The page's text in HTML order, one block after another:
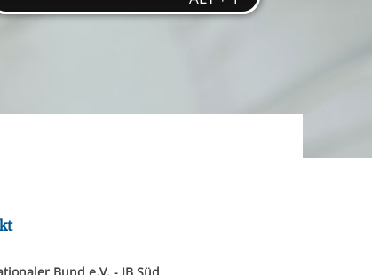
wir
starten/stoppen
Bund e.V. - IB Süd